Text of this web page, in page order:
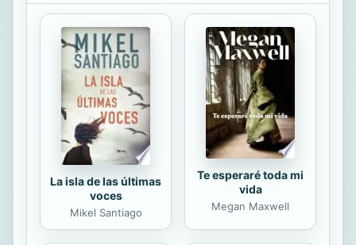
mientras durara... Jimmy estaba
buscando una esposa... de verdad.
Solo que no podía dejar de pensar
en cierta sofisticada chica llamada
Deb Strickland. Sospechaba que Deb
no se adaptaría demasiado bien a la
vida de un rancho... ¡pero apostaría
cualquier cosa ...
La isla de las últimas
voces
Mikel Santiago
Te esperaré toda mi
vida
Megan Maxwell